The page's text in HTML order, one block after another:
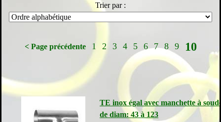
Trier par :
< Page précédente 1 2 3 4 5 6 7 8 9 10
TE inox égal avec manchette à
de diam: 43 à 123